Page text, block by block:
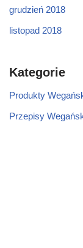
grudzień 2018
listopad 2018
Kategorie
Produkty
Przepisy